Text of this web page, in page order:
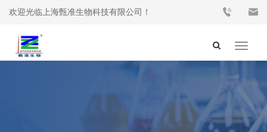
欢迎光临上海甄准生物科技有限公司！
Toggle